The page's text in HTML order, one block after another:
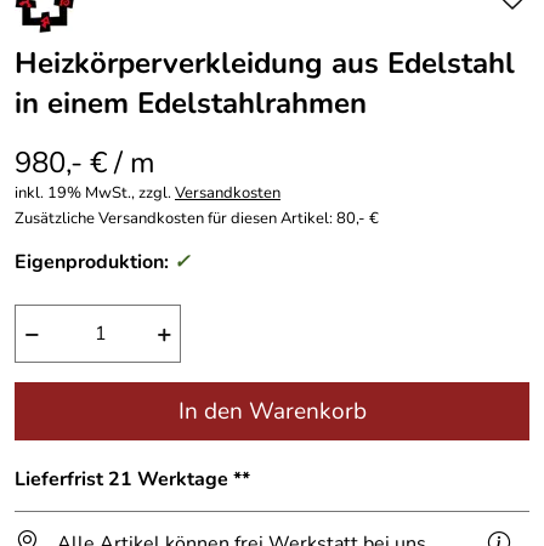
Heizkörperverkleidung aus Edelstahl
in einem Edelstahlrahmen
980,- € / m
inkl. 19% MwSt., zzgl.Versandkosten
Zusätzliche Versandkosten für diesen Artikel: 80,- €
Eigenproduktion: ✓
− +
In den Warenkorb
Lieferfrist 21 Werktage **